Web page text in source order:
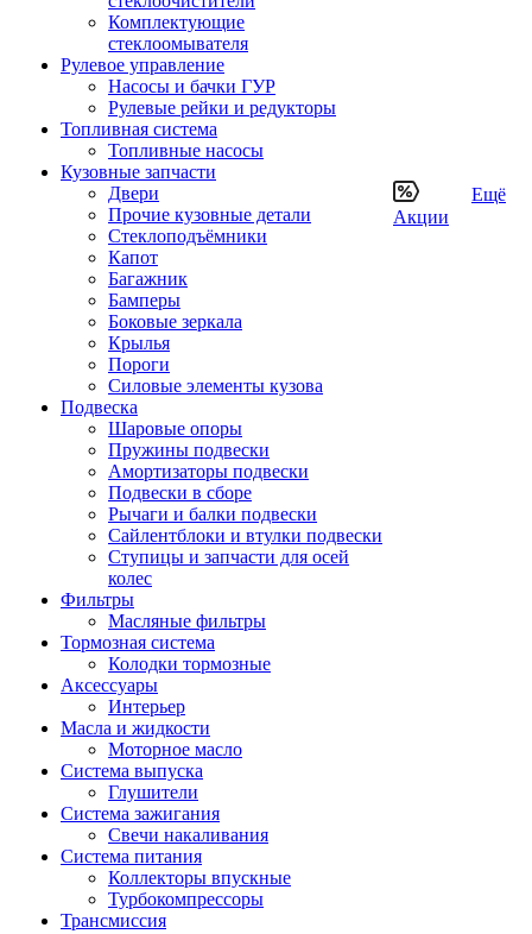
Комплектующие
стеклоомывателя
Рулевое управление
Насосы и бачки ГУР
Рулевые рейки и редукторы
Топливная система
Топливные насосы
Кузовные запчасти
Двери
Прочие кузовные детали
Стеклоподъёмники
Капот
Багажник
Бамперы
Боковые зеркала
Крылья
Пороги
Силовые элементы кузова
Подвеска
Шаровые опоры
Пружины подвески
Амортизаторы подвески
Подвески в сборе
Рычаги и балки подвески
Сайлентблоки и втулки подвески
Ступицы и запчасти для осей
колес
Фильтры
Масляные фильтры
Тормозная система
Колодки тормозные
Аксессуары
Интерьер
Масла и жидкости
Моторное масло
Система выпуска
Глушители
Система зажигания
Свечи накаливания
Система питания
Коллекторы впускные
Турбокомпрессоры
Трансмиссия
Акции
Ещё